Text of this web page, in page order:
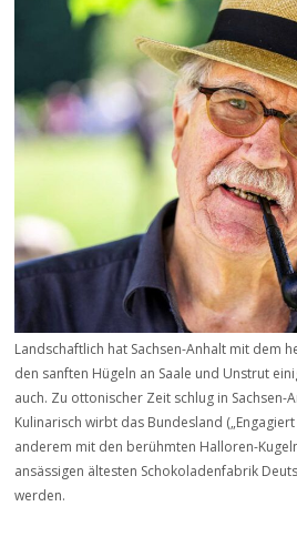
Landschaftlich hat Sachsen-Anhalt mit dem
den sanften Hügeln an Saale und Unstrut
auch. Zu ottonischer Zeit schlug in Sachsen-
Kulinarisch wirbt das Bundesland
anderem mit den berühmten Halloren-
ansässigen ältesten Schokoladenfabrik
werden.